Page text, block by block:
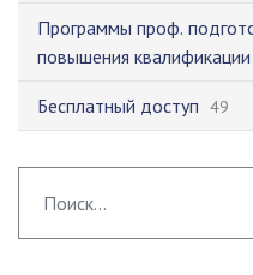
Программы проф.
повышения
Бесплатный доступ 49